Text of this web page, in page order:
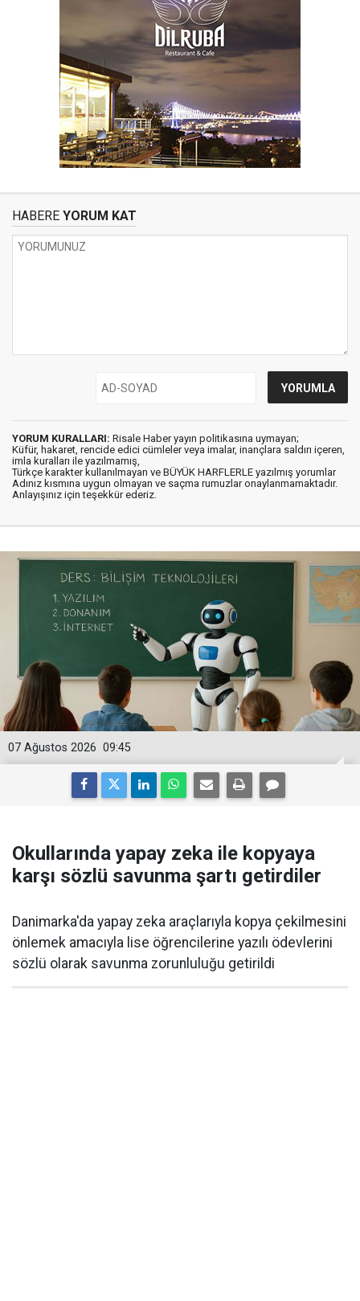
HABERE YORUM KAT
YORUM KURALLARI: Risale Haber yayın politikasına uymayan;
Küfür, hakaret, rencide edici cümleler veya imalar, inançlara saldırı içeren,
imla kuralları ile yazılmamış,
Türkçe karakter kullanılmayan ve BÜYÜK HARFLERLE yazılmış yorumlar
Adınız kısmına uygun olmayan ve saçma rumuzlar onaylanmamaktadır.
Anlayışınız için teşekkür ederiz.
09:45
07 Ağustos 2026
Okullarında yapay zeka ile kopyaya
karşı sözlü savunma şartı getirdiler
Danimarka'da yapay zeka araçlarıyla kopya çekilmesini
önlemek amacıyla lise öğrencilerine yazılı ödevlerini
sözlü olarak savunma zorunluluğu getirildi